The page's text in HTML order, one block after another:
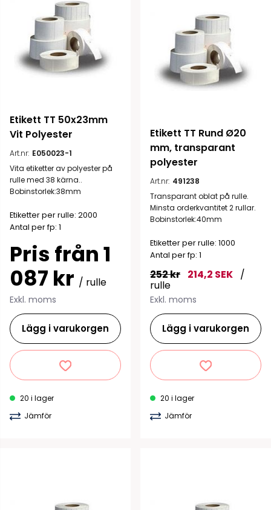
Etikett TT 50x23mm
Vit Polyester
Art.nr: E050023-1
Vita etiketter av polyester på
rulle med 38 kärna..
Bobinstorlek:38mm
Etiketter per rulle: 2000
Antal per fp: 1
Pris från 1
087 kr / rulle
Exkl. moms
Lägg i varukorgen
20 i lager
Jämför
Etikett TT Rund Ø20
mm, transparant
polyester
Art.nr: 491238
Transparant oblat på rulle.
Minsta orderkvantitet 2 rullar.
Bobinstorlek:40mm
Etiketter per rulle: 1000
Antal per fp: 1
252 kr 214,2 SEK /
rulle
Exkl. moms
Lägg i varukorgen
20 i lager
Jämför